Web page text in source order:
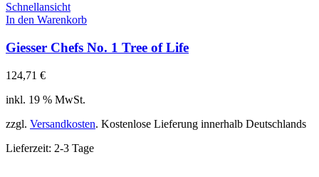
Schnellansicht
In den Warenkorb
Giesser Chefs No. 1 Tree of Life
124,71 €
inkl. 19 % MwSt.
zzgl. Versandkosten. Kostenlose Lieferung innerhalb Deutschlands
Lieferzeit: 2-3 Tage